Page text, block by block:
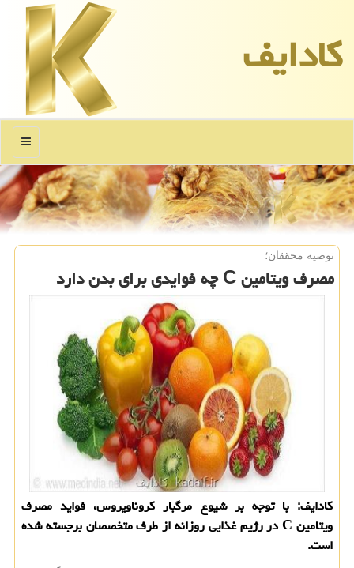
كادایف
منو
توصیه محققان؛
مصرف ویتامین C چه فوایدی برای بدن دارد
کادایف: با توجه بر شیوع مرگبار کروناویروس، فواید مصرف
ویتامین C در رژیم غذایی روزانه از طرف متخصصان برجسته شده
است.